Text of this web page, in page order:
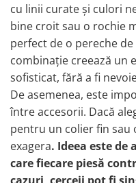
cu linii curate și culori
bine croit sau o rochie
perfect de o pereche
combinație creează un
sofisticat, fără a fi
De asemenea, este
între accesorii. Dacă
pentru un colier fin sau
exagera. Ideea este de
care fiecare piesă